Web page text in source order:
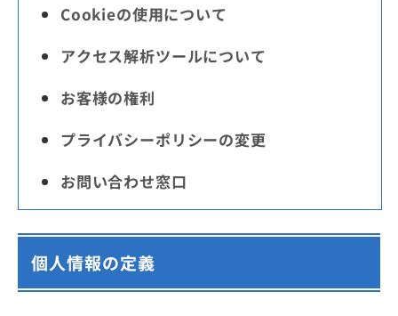
Cookieの使用について
アクセス解析ツールについて
お客様の権利
プライバシーポリシーの変更
お問い合わせ窓口
個人情報の定義